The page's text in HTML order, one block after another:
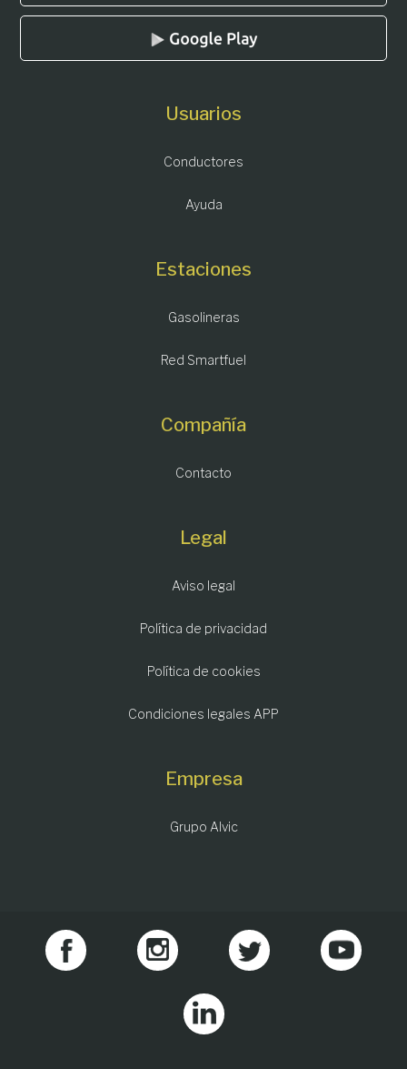
Usuarios
Conductores
Ayuda
Estaciones
Gasolineras
Red Smartfuel
Compañía
Contacto
Legal
Aviso legal
Política de privacidad
Política de cookies
Condiciones legales APP
Empresa
Grupo Alvic